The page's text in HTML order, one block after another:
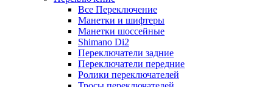
Все Переключение
Манетки и шифтеры
Манетки шоссейные
Shimano Di2
Переключатели задние
Переключатели передние
Ролики переключателей